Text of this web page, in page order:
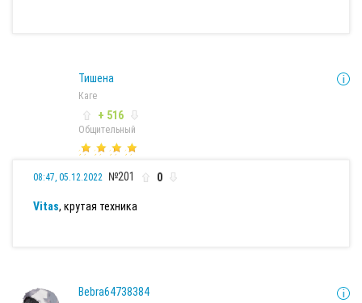
Тишена
Каге
+ 516
Общительный
08:47, 05.12.2022 №201 0
Vitas, крутая техника
Bebra64738384